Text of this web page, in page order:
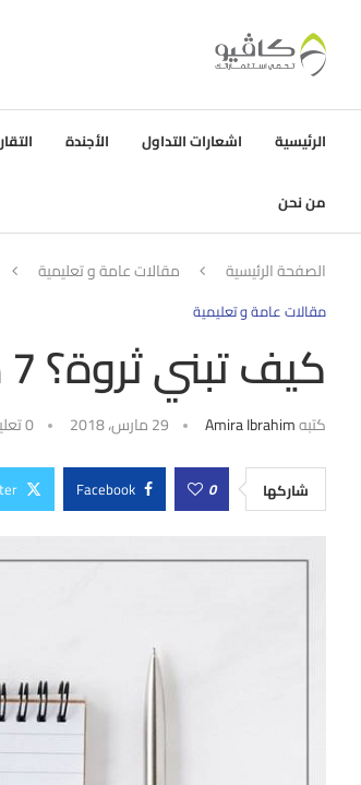
الرئيسية اشعارات التداول الأجندة
من نحن
الصفحة الرئيسية مقالات عامة و تعليمية
مقالات عامة و تعليمية
كيف تبني ثروة؟ 7 دروس ستساعدك في تكوينها
كتبهAmira Ibrahim 29 مارس، 2018 0 تعليقات
شاركها 0
Facebook